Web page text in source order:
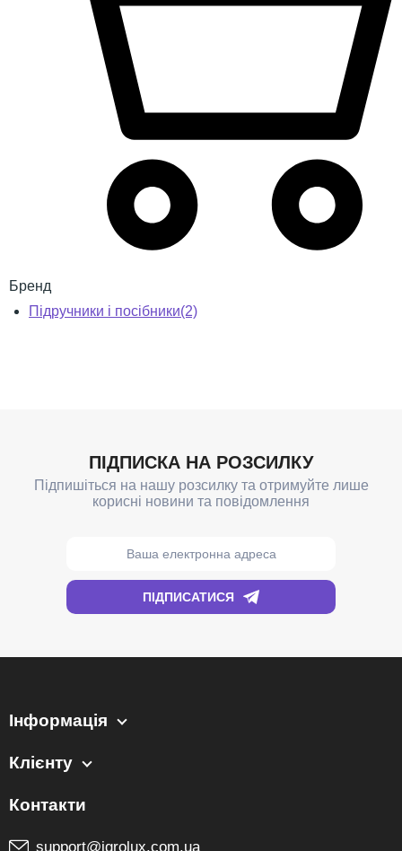
Бренд
Підручники і посібники(2)
Інформація
Клієнту
support@igrolux.com.ua